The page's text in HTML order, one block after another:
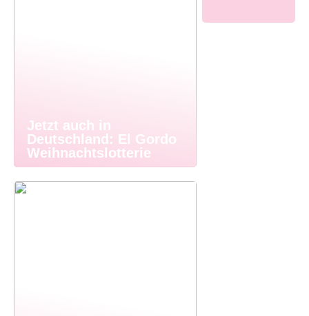
Jetzt auch in
Deutschland: El Gordo
Weihnachtslotterie